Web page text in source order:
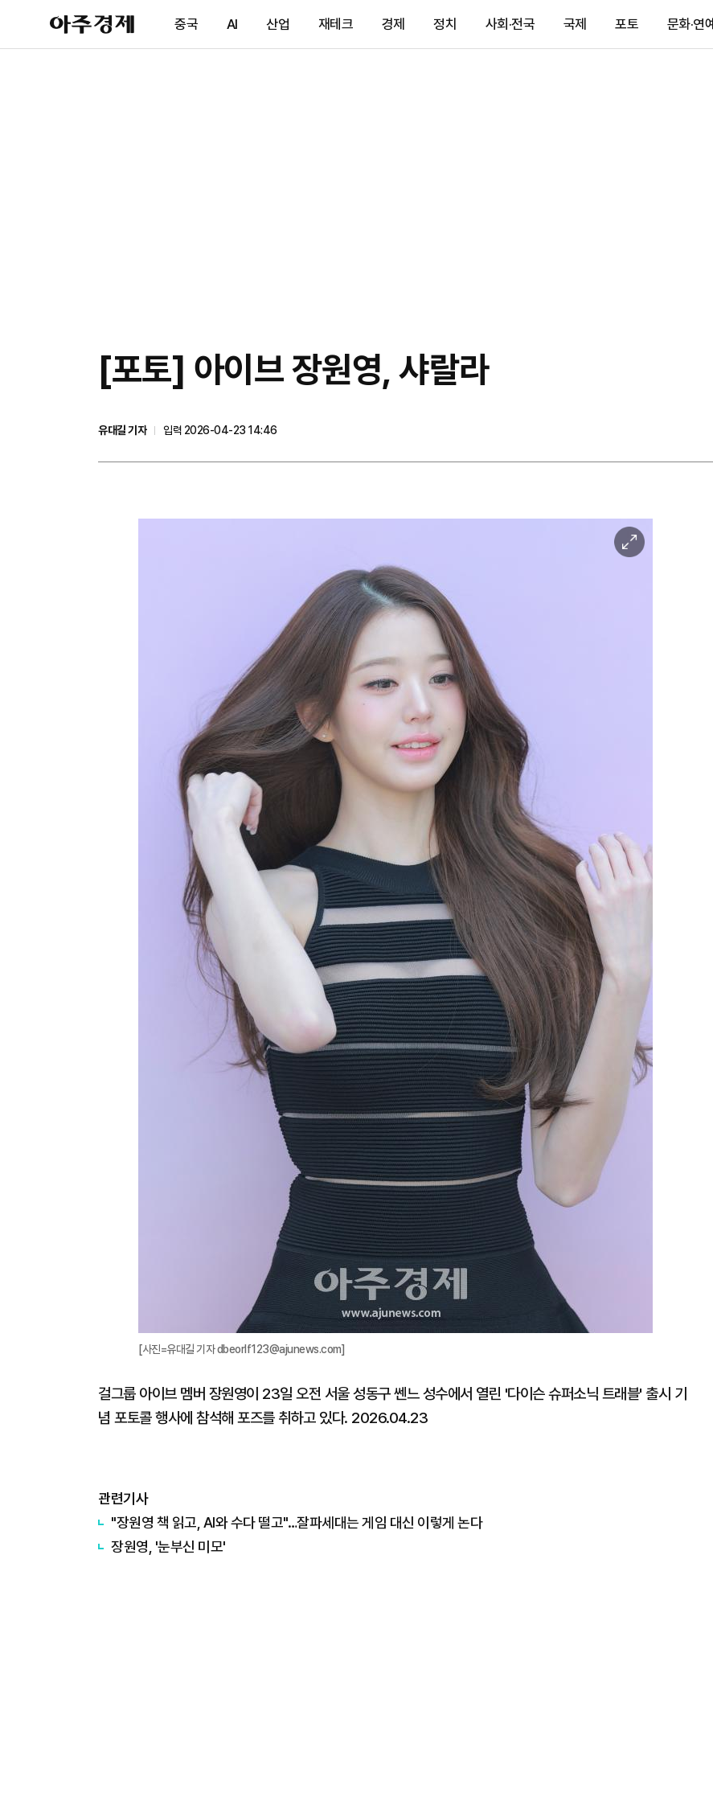
아
주
제
중국 AI 산업 재테크 경제 정치 사회·전국 국제 포토 문화·연예
[포토] 아이브 장원영, 샤랄라
유대길 기자
입력 2026-04-23 14:46
이
미
[사진=유대길 기자 dbeorlf123@ajunews.com]
걸그룹 아이브 멤버 장원영이 23일 오전 서울 성동구 쎈느 성수에서 열린 '다이슨 슈퍼소닉 트래블' 출시 기
념 포토콜 행사에 참석해 포즈를 취하고 있다. 2026.04.23
관련기사
"장원영 책 읽고, AI와 수다 떨고"…잘파세대는 게임 대신 이렇게 논다
장원영, '눈부신 미모'